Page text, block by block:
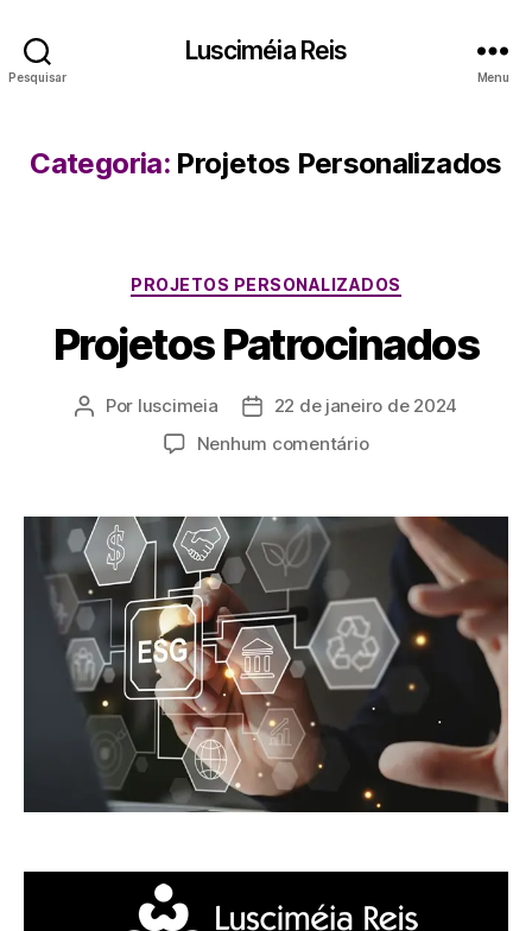
Pesquisar
Lusciméia Reis
Menu
Categoria: Projetos Personalizados
PROJETOS PERSONALIZADOS
Projetos Patrocinados
Por luscimeia
22 de janeiro de 2024
Nenhum comentário